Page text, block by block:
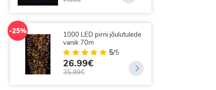
-42%
200 LED jõulutulede vanik
16m
6.99€